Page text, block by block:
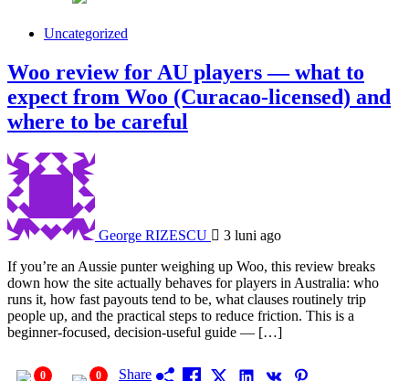
Uncategorized
Woo review for AU players — what to
expect from Woo (Curacao‑licensed) and
where to be careful
George RIZESCU
3 luni ago
If you’re an Aussie punter weighing up Woo, this review breaks
down how the site actually behaves for players in Australia: who
runs it, how fast payouts tend to be, what clauses routinely trip
people up, and the practical steps to reduce friction. This is a
beginner‑focused, decision‑useful guide — […]
0 0 Share